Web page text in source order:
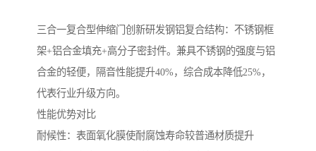
‌三合一复合型伸缩门‌创新研发钢铝复合结构：不锈钢框
架+铝合金填充+高分子密封件。兼具不锈钢的强度与铝
合金的轻便，隔音性能提升40%，综合成本降低25%，
代表行业升级方向。
性能优势对比
‌耐候性‌：表面氧化膜使耐腐蚀寿命较普通材质提升